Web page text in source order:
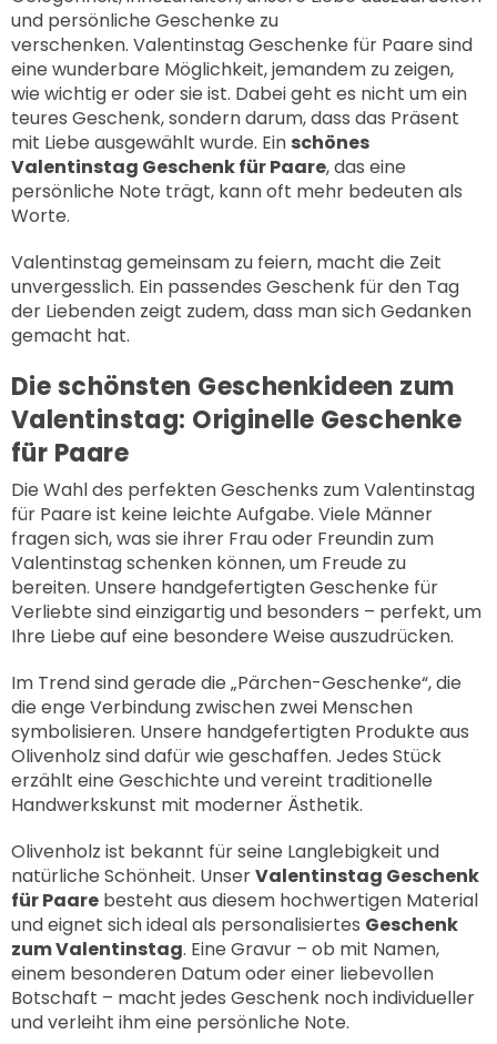
und persönliche Geschenke zu
verschenken. Valentinstag Geschenke für Paare sind
eine wunderbare Möglichkeit, jemandem zu zeigen,
wie wichtig er oder sie ist. Dabei geht es nicht um ein
teures Geschenk, sondern darum, dass das Präsent
mit Liebe ausgewählt wurde. Ein schönes
Valentinstag Geschenk für Paare, das eine
persönliche Note trägt, kann oft mehr bedeuten als
Worte.
Valentinstag gemeinsam zu feiern, macht die Zeit
unvergesslich. Ein passendes Geschenk für den Tag
der Liebenden zeigt zudem, dass man sich Gedanken
gemacht hat.
Die schönsten Geschenkideen zum
Valentinstag: Originelle Geschenke
für Paare
Die Wahl des perfekten Geschenks zum Valentinstag
für Paare ist keine leichte Aufgabe. Viele Männer
fragen sich, was sie ihrer Frau oder Freundin zum
Valentinstag schenken können, um Freude zu
bereiten. Unsere handgefertigten Geschenke für
Verliebte sind einzigartig und besonders – perfekt, um
Ihre Liebe auf eine besondere Weise auszudrücken.
Im Trend sind gerade die „Pärchen-Geschenke“, die
die enge Verbindung zwischen zwei Menschen
symbolisieren. Unsere handgefertigten Produkte aus
Olivenholz sind dafür wie geschaffen. Jedes Stück
erzählt eine Geschichte und vereint traditionelle
Handwerkskunst mit moderner Ästhetik.
Olivenholz ist bekannt für seine Langlebigkeit und
natürliche Schönheit. UnserValentinstag Geschenk
für Paare besteht aus diesem hochwertigen Material
und eignet sich ideal als personalisiertes Geschenk
zum Valentinstag. Eine Gravur – ob mit Namen,
einem besonderen Datum oder einer liebevollen
Botschaft – macht jedes Geschenk noch individueller
und verleiht ihm eine persönliche Note.